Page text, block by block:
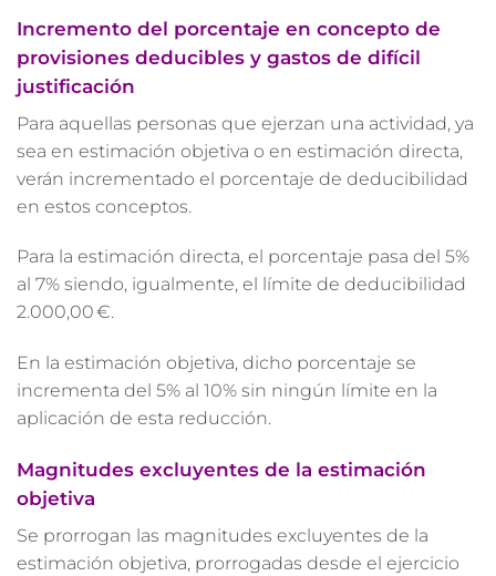
Incremento del porcentaje en concepto de
provisiones deducibles y gastos de difícil
justificación
Para aquellas personas que ejerzan una actividad, ya
sea en estimación objetiva o en estimación directa,
verán incrementado el porcentaje de deducibilidad
en estos conceptos.
Para la estimación directa, el porcentaje pasa del 5%
al 7% siendo, igualmente, el límite de deducibilidad
2.000,00 €.
En la estimación objetiva, dicho porcentaje se
incrementa del 5% al 10% sin ningún límite en la
aplicación de esta reducción.
Magnitudes excluyentes de la estimación
objetiva
Se prorrogan las magnitudes excluyentes de la
estimación objetiva, prorrogadas desde el ejercicio